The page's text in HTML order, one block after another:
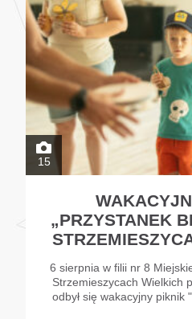
15
„PRZYSTANEK
6 sierpnia w filii nr 8
Strzemieszycach Wielkich
odbył się wakacyjny piknik